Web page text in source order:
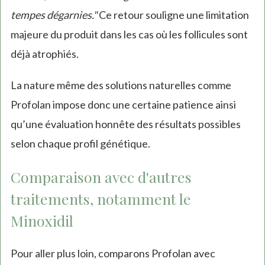
tempes dégarnies."Ce retour souligne une limitation
majeure du produit dans les cas où les follicules sont
déjà atrophiés.
La nature même des solutions naturelles comme
Profolan impose donc une certaine patience ainsi
qu’une évaluation honnête des résultats possibles
selon chaque profil génétique.
Comparaison avec d'autres
traitements, notamment le
Minoxidil
Pour aller plus loin, comparons Profolan avec